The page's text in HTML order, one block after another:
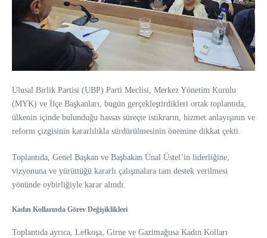
Ulusal Birlik Partisi (UBP) Parti Meclisi, Merkez Yönetim Kurulu
(MYK) ve İlçe Başkanları, bugün gerçekleştirdikleri ortak toplantıda,
ülkenin içinde bulunduğu hassas süreçte istikrarın, hizmet anlayışının ve
reform çizgisinin kararlılıkla sürdürülmesinin önemine dikkat çekti.
Toplantıda, Genel Başkan ve Başbakan Ünal Üstel’in liderliğine,
vizyonuna ve yürüttüğü kararlı çalışmalara tam destek verilmesi
yönünde oybirliğiyle karar alındı.
Kadın Kollarında Görev Değişiklikleri
Toplantıda ayrıca, Lefkoşa, Girne ve Gazimağusa Kadın Kolları